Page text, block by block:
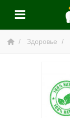
Здоровье